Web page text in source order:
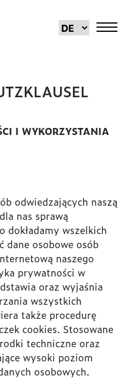
I WYKORZYSTANIA
odwiedzających naszą
nas sprawą
dokładamy wszelkich
dane osobowe osób
naszego
prywatności w
oraz wyjaśnia
wszystkich
także procedurę
cookies. Stosowane
techniczne oraz
wysoki poziom
osobowych.